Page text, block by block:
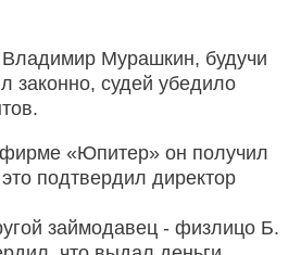
Мурашкин, будучи
законно, судей убедило
«Юпитер» он получил
подтвердил директор
займодавец - физлицо Б.